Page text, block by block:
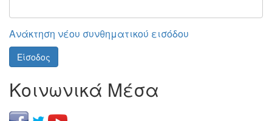
Ανάκτηση νέου συνθηματικού εισόδου
Είσοδος
Κοινωνικά Μέσα